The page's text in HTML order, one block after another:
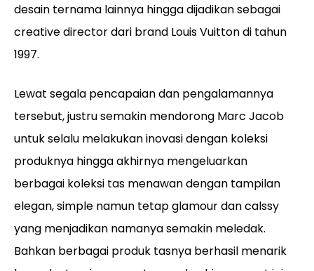
desain ternama lainnya hingga dijadikan sebagai
creative director dari brand Louis Vuitton di tahun
1997.
Lewat segala pencapaian dan pengalamannya
tersebut, justru semakin mendorong Marc Jacob
untuk selalu melakukan inovasi dengan koleksi
produknya hingga akhirnya mengeluarkan
berbagai koleksi tas menawan dengan tampilan
elegan, simple namun tetap glamour dan calssy
yang menjadikan namanya semakin meledak.
Bahkan berbagai produk tasnya berhasil menarik